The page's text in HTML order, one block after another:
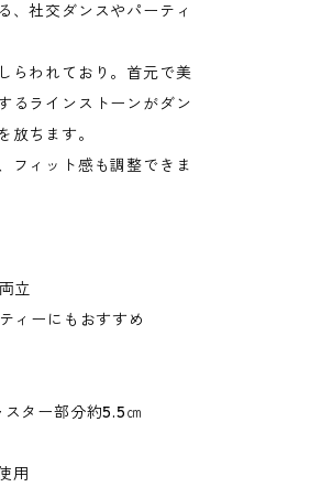
、社交ダンスやパーティ
らわれており。首元で美
るラインストーンがダン
放ちます。
フィット感も調整できま
立
ィーにもおすすめ
ター部分約5.5㎝
用